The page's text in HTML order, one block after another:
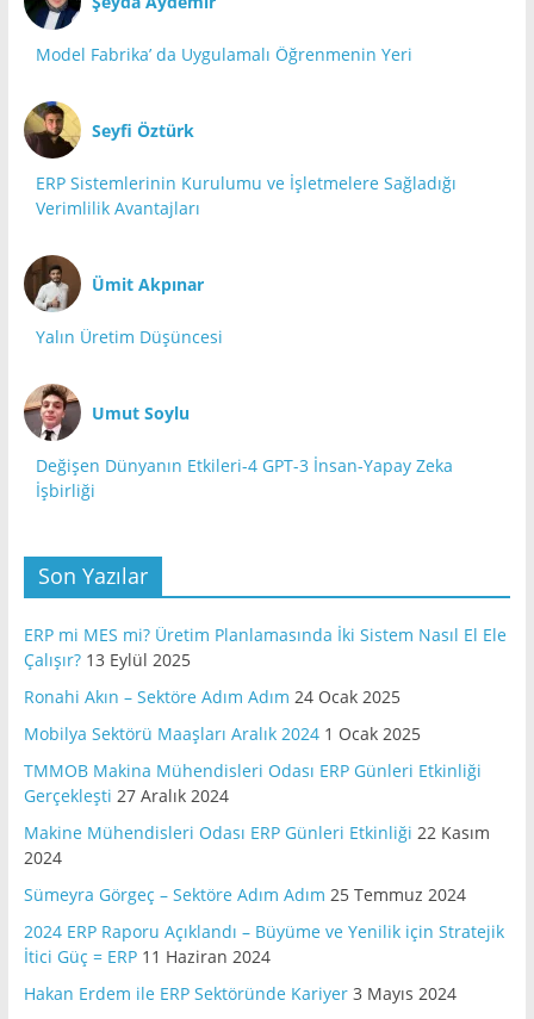
Model Fabrika’ da Uygulamalı Öğrenmenin Yeri
Seyfi Öztürk
ERP Sistemlerinin Kurulumu ve İşletmelere Sağladığı
Verimlilik Avantajları
Ümit Akpınar
Yalın Üretim Düşüncesi
Umut Soylu
Değişen Dünyanın Etkileri-4 GPT-3 İnsan-Yapay Zeka
İşbirliği
Son Yazılar
ERP mi MES mi? Üretim Planlamasında İki Sistem Nasıl El Ele
Çalışır? 13 Eylül 2025
Ronahi Akın – Sektöre Adım Adım 24 Ocak 2025
Mobilya Sektörü Maaşları Aralık 2024 1 Ocak 2025
TMMOB Makina Mühendisleri Odası ERP Günleri Etkinliği
Gerçekleşti 27 Aralık 2024
Makine Mühendisleri Odası ERP Günleri Etkinliği 22 Kasım
2024
Sümeyra Görgeç – Sektöre Adım Adım 25 Temmuz 2024
2024 ERP Raporu Açıklandı – Büyüme ve Yenilik için Stratejik
İtici Güç = ERP 11 Haziran 2024
Hakan Erdem ile ERP Sektöründe Kariyer 3 Mayıs 2024